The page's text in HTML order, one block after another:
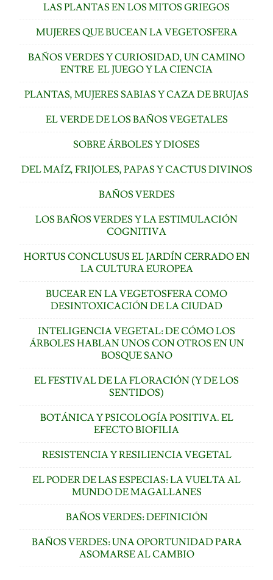
LAS PLANTAS EN LOS MITOS GRIEGOS
MUJERES QUE BUCEAN LA VEGETOSFERA
BAÑOS VERDES Y CURIOSIDAD, UN CAMINO
ENTRE EL JUEGO Y LA CIENCIA
PLANTAS, MUJERES SABIAS Y CAZA DE BRUJAS
EL VERDE DE LOS BAÑOS VEGETALES
SOBRE ÁRBOLES Y DIOSES
DEL MAÍZ, FRIJOLES, PAPAS Y CACTUS DIVINOS
BAÑOS VERDES
LOS BAÑOS VERDES Y LA ESTIMULACIÓN
COGNITIVA
HORTUS CONCLUSUS EL JARDÍN CERRADO EN
LA CULTURA EUROPEA
BUCEAR EN LA VEGETOSFERA COMO
DESINTOXICACIÓN DE LA CIUDAD
INTELIGENCIA VEGETAL: DE CÓMO LOS
ÁRBOLES HABLAN UNOS CON OTROS EN UN
BOSQUE SANO
EL FESTIVAL DE LA FLORACIÓN (Y DE LOS
SENTIDOS)
BOTÁNICA Y PSICOLOGÍA POSITIVA. EL
EFECTO BIOFILIA
RESISTENCIA Y RESILIENCIA VEGETAL
EL PODER DE LAS ESPECIAS: LA VUELTA AL
MUNDO DE MAGALLANES
BAÑOS VERDES: DEFINICIÓN
BAÑOS VERDES: UNA OPORTUNIDAD PARA
ASOMARSE AL CAMBIO